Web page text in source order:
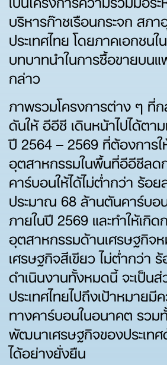
บริหารก๊าซเรือนกระจก สภ
ประเทศไทย โดยภาคเอกชน
บทบาทนำในการซื้อขายบน
กล่าว
ภาพรวมโครงการต่าง ๆ ที่
ดันให้ อีอีซี เดินหน้าไปได้ตา
ปี 2564 – 2569 ที่ต้องการ
อุตสาหกรรมในพื้นที่อีอีซีลด
คาร์บอนให้ได้ไม่ต่ำกว่า ร้อ
ประมาณ 68 ล้านตันคาร์บอ
ภายในปี 2569 และทำให้เกิ
อุตสาหกรรมด้านเศรษฐกิจห
เศรษฐกิจสีเขียว ไม่ต่ำกว่า
ดำเนินงานทั้งหมดนี้ จะเป็น
ประเทศไทยไปถึงเป้าหมาย
ทางคาร์บอนในอนาคต รวม
พัฒนาเศรษฐกิจของประเท
ได้อย่างยั่งยืน